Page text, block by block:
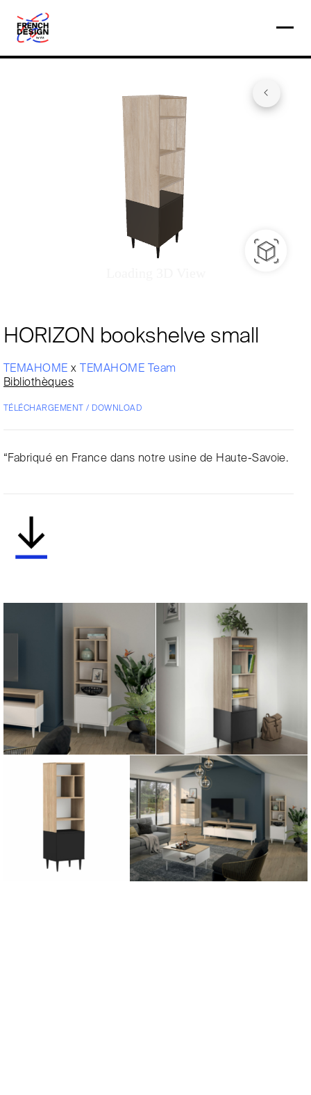
HORIZON bookshelve small
TEMAHOMEx
TEMAHOME Team
Bibliothèques
TÉLÉCHARGEMENT / DOWNLOAD
“Fabriqué en France dans notre usine de Haute-Savoie.